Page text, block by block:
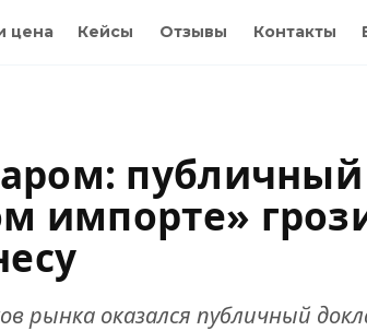
цена Отзывы Контакты
Кейсы
импорте»
рынка оказался публичный